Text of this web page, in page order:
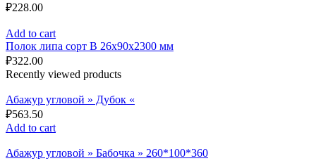
₽228.00
Add to cart
Полок липа сорт В 26x90x2300 мм
₽322.00
Recently viewed products
Абажур угловой » Дубок «
₽563.50
Add to cart
Абажур угловой » Бабочка » 260*100*360